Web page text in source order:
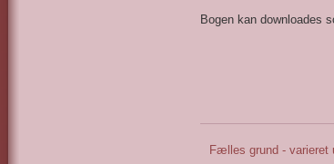
Bogen kan downloades
Fælles grund - varieret